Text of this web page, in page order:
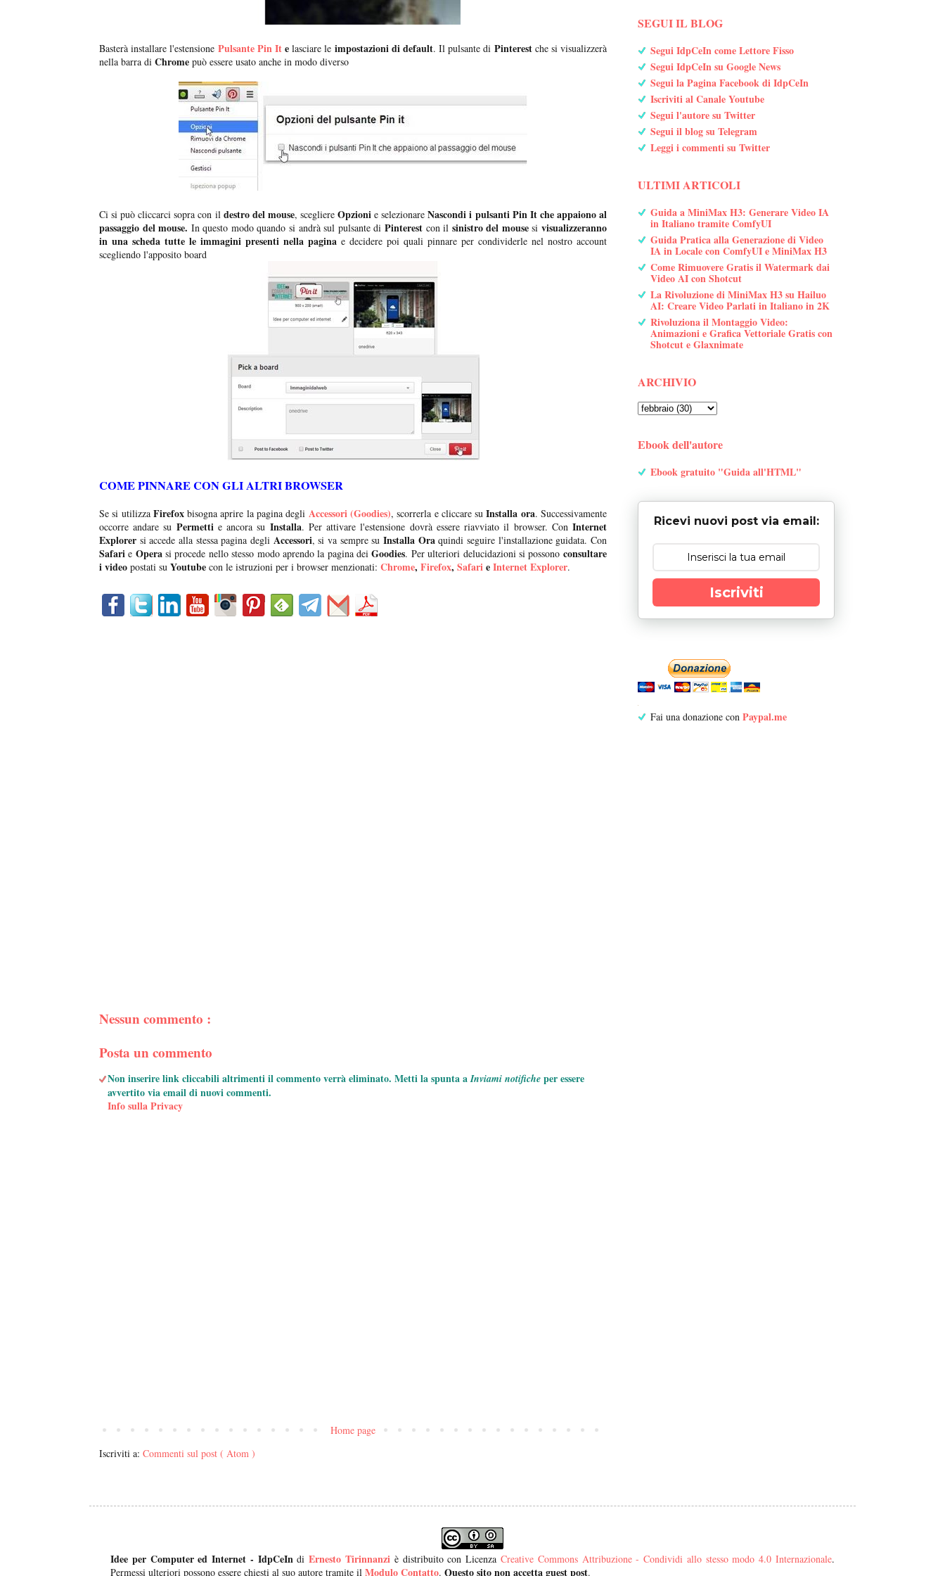
Basterà installare l'estensione Pulsante Pin Ite lasciare le impostazioni di default. Il pulsante di Pinterestche si visualizzerà
nella barra di Chrome può essere usato anche in modo diverso
Ci si può cliccarci sopra con il destro del mouse, scegliereOpzioni e selezionareNascondi i pulsanti Pin It che appaiono al
passaggio del mouse. In questo modo quando si andrà sul pulsante di Pinterestcon il sinistro del mousesivisualizzeranno
in una scheda tutte le immagini presenti nella pagina e decidere poi quali pinnare per condividerle nel nostro account
scegliendo l'apposito board
COME PINNARE CON GLI ALTRI BROWSER
Se si utilizza Firefoxbisogna aprire la pagina degli Accessori (Goodies), scorrerla e cliccare suInstalla ora. Successivamente
occorre andare su Permettie ancora su Installa. Per attivare l'estensione dovrà essere riavviato il browser. ConInternet
Explorer si accede alla stessa pagina degli Accessori, si va sempre suInstalla Oraquindi seguire l'installazione guidata. Con
Safari e Operasi procede nello stesso modo aprendo la pagina dei Goodies. Per ulteriori delucidazioni si possono consultare
i video postati su Youtube con le istruzioni per i browser menzionati: Chrome, Firefox, SafarieInternet Explorer.
Nessun commento :
Posta un commento
Non inserire link cliccabili altrimenti il commento verrà eliminato. Metti la spunta aInviami notifiche per essere
avvertito via email di nuovi commenti.
Info sulla Privacy
Home page
Iscriviti a: Commenti sul post ( Atom )
SEGUI IL BLOG
Segui IdpCeIn come Lettore Fisso
Segui IdpCeIn su Google News
Segui la Pagina Facebook di IdpCeIn
Iscriviti al Canale Youtube
Segui l'autore su Twitter
Segui il blog su Telegram
Leggi i commenti su Twitter
ULTIMI ARTICOLI
Guida a MiniMax H3: Generare Video IA
in Italiano tramite ComfyUI
Guida Pratica alla Generazione di Video
IA in Locale con ComfyUI e MiniMax H3
Come Rimuovere Gratis il Watermark dai
Video AI con Shotcut
La Rivoluzione di MiniMax H3 su Hailuo
AI: Creare Video Parlati in Italiano in 2K
Rivoluziona il Montaggio Video:
Animazioni e Grafica Vettoriale Gratis con
Shotcut e Glaxnimate
ARCHIVIO
Ebook dell'autore
Ebook gratuito "Guida all'HTML"
Ricevi nuovi post via email:
Iscriviti
Fai una donazione con Paypal.me
Idee per Computer ed Internet - IdpCeIndiErnesto Tirinnanzi è distribuito con Licenza Creative Commons Attribuzione - Condividi allo stesso modo 4.0 Internazionale.
Permessi ulteriori possono essere chiesti al suo autore tramite il Modulo Contatto. Questo sito non accetta guest post.